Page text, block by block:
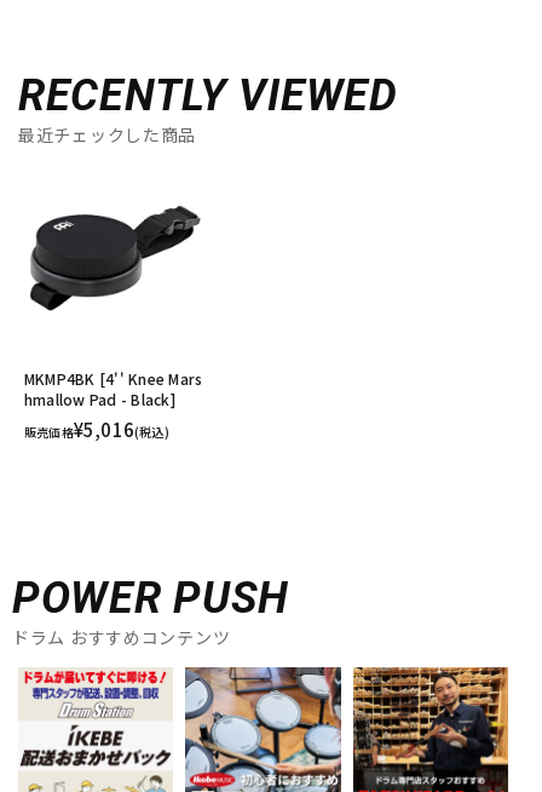
RECENTLY VIEWED
最近チェックした商品
MKMP4BK [4'' Knee Mars
hmallow Pad - Black]
販売価格¥5,016(税込)
POWER PUSH
ドラム おすすめコンテンツ